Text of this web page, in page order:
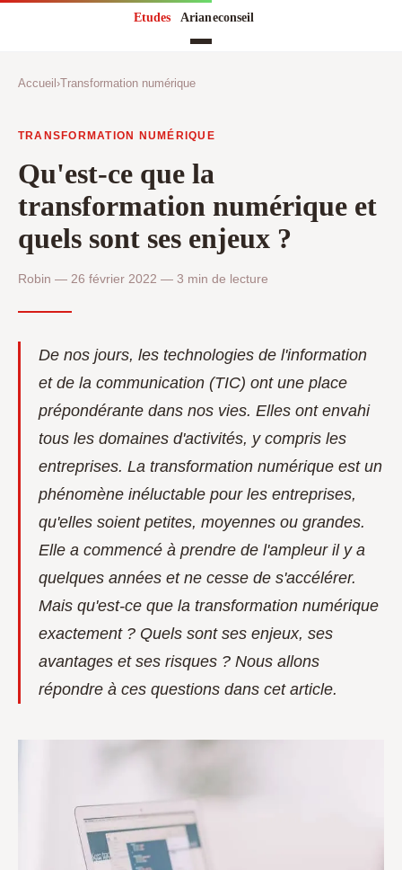
Accueil ›Transformation numérique
TRANSFORMATION NUMÉRIQUE
Qu'est-ce que la
transformation numérique et
quels sont ses enjeux ?
Robin — 26 février 2022 — 3 min de lecture
De nos jours, les technologies de l'information
et de la communication (TIC) ont une place
prépondérante dans nos vies. Elles ont envahi
tous les domaines d'activités, y compris les
entreprises. La transformation numérique est un
phénomène inéluctable pour les entreprises,
qu'elles soient petites, moyennes ou grandes.
Elle a commencé à prendre de l'ampleur il y a
quelques années et ne cesse de s'accélérer.
Mais qu'est-ce que la transformation numérique
exactement ? Quels sont ses enjeux, ses
avantages et ses risques ? Nous allons
répondre à ces questions dans cet article.